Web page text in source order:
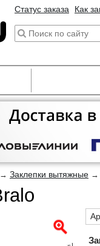
Статус заказа Как
→ Заклепки вытяжные →